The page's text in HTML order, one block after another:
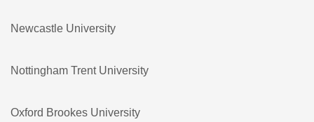
Newcastle University
Nottingham Trent University
Oxford Brookes University